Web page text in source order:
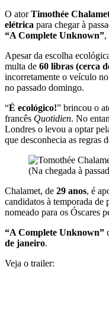
O atorTimothée
elétrica para chegar à
“A Complete Unknown”,
Apesar da escolha
multa de 60 libras (cerca
incorretamente o veículo
no passado domingo.
“É ecológico!” brincou o
francês Quotidien. No
Londres o levou a optar
que desconhecia as regras
(Na chegada à
Chalamet, de 29 anos, é
candidatos à temporada de
nomeado para os Óscares
“A Complete Unknown”
de janeiro.
Veja o trailer: